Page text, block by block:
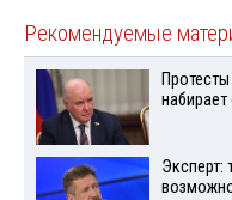
Рекомендуемые
Эксперт: